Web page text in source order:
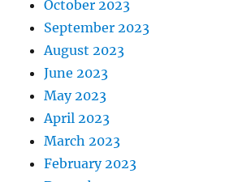
October 2023
September 2023
August 2023
June 2023
May 2023
April 2023
March 2023
February 2023